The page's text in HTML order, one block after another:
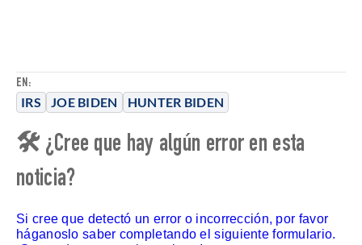
EN:
IRS JOE BIDEN HUNTER BIDEN
🛠 ¿Cree que hay algún error en esta
noticia?
Si cree que detectó un error o incorrección, por favor
háganoslo saber completando el siguiente formulario.